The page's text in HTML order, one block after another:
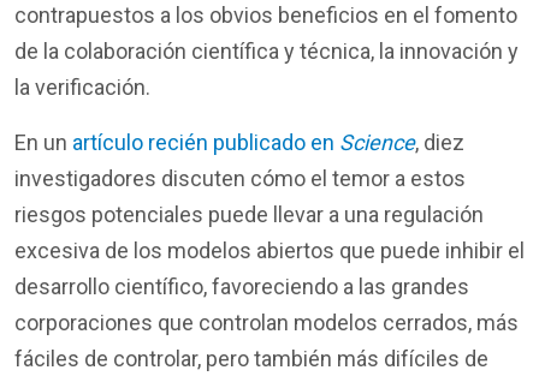
contrapuestos a los obvios beneficios en el fomento
de la colaboración científica y técnica, la innovación y
la verificación.
En un artículo recién publicado en Science, diez
investigadores discuten cómo el temor a estos
riesgos potenciales puede llevar a una regulación
excesiva de los modelos abiertos que puede inhibir el
desarrollo científico, favoreciendo a las grandes
corporaciones que controlan modelos cerrados, más
fáciles de controlar, pero también más difíciles de